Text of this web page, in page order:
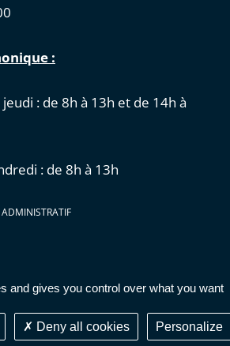
and gives you control over what you want
Deny all cookies Personalize
:
: de 8h à 13h et de 14h à
: de 8h à 13h
conforme
Données personnelles